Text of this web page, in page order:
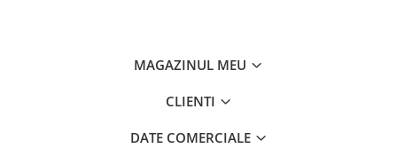
MAGAZINUL MEU
CLIENTI
DATE COMERCIALE